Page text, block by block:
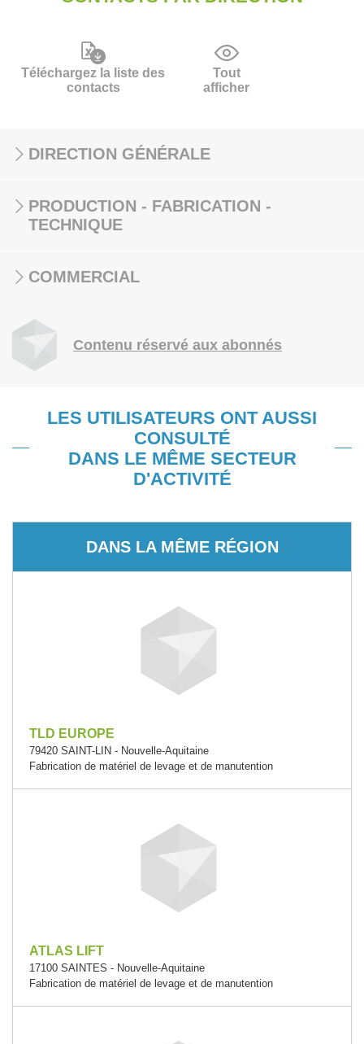
Téléchargez la liste des
contacts
Tout
afficher
DIRECTION GÉNÉRALE
PRODUCTION - FABRICATION -
TECHNIQUE
COMMERCIAL
Contenu réservé aux abonnés
LES UTILISATEURS ONT AUSSI
CONSULTÉ
DANS LE MÊME SECTEUR
D'ACTIVITÉ
DANS LA MÊME RÉGION
TLD EUROPE
79420 SAINT-LIN - Nouvelle-Aquitaine
Fabrication de matériel de levage et de manutention
ATLAS LIFT
17100 SAINTES - Nouvelle-Aquitaine
Fabrication de matériel de levage et de manutention